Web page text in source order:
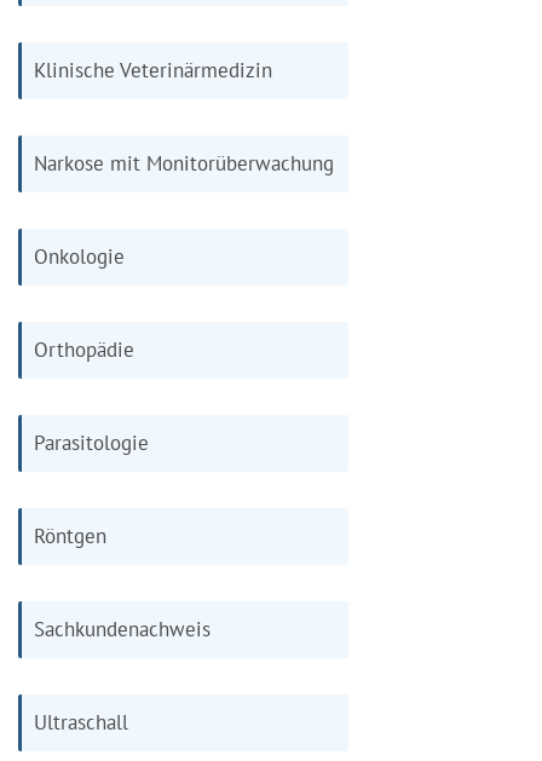
Klinische Veterinärmedizin
Narkose mit Monitorüberwachung
Onkologie
Orthopädie
Parasitologie
Röntgen
Sachkundenachweis
Ultraschall